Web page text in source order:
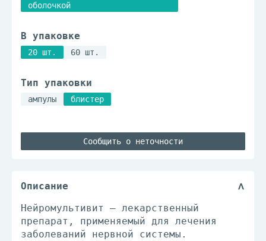
оболочкой
В упаковке
20 шт. 60 шт.
Тип упаковки
ампулы блистер
Сообщить о неточности
Описание
Нейромультивит – лекарственный
препарат, применяемый для лечения
заболеваний нервной системы.